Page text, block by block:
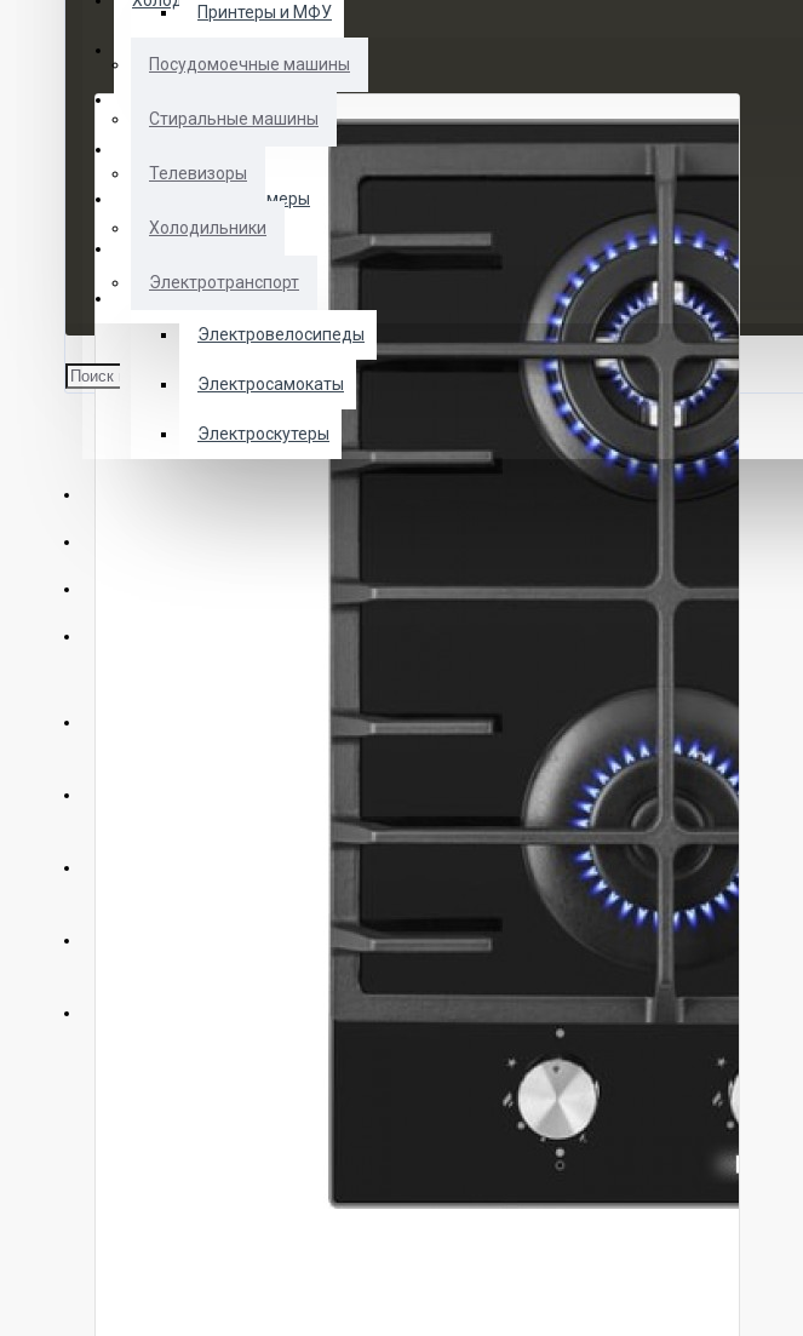
Морозильные камеры
Телевизоры
Принтеры и МФУ
Посудомоечные машины
Стиральные машины
Телевизоры
Холодильники
Электротранспорт
Электровелосипеды
Электросамокаты
Электроскутеры
Бытовая техника и ТВ
Электротранспорт